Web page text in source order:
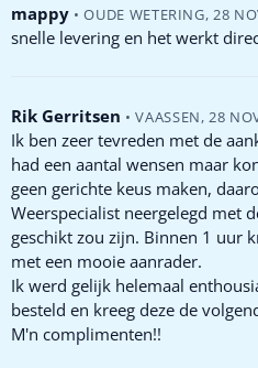
mappy • OUDE WETERING, 28
snelle levering en het werkt
Rik Gerritsen • VAASSEN, 28
Ik ben zeer tevreden met de
had een aantal wensen maar
geen gerichte keus maken,
Weerspecialist neergelegd met
geschikt zou zijn. Binnen 1 uur
met een mooie aanrader.
Ik werd gelijk helemaal
besteld en kreeg deze de
M'n complimenten!!